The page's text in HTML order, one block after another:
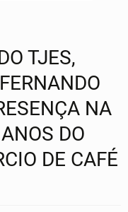
TJES,
NA
DO
DE CAFÉ